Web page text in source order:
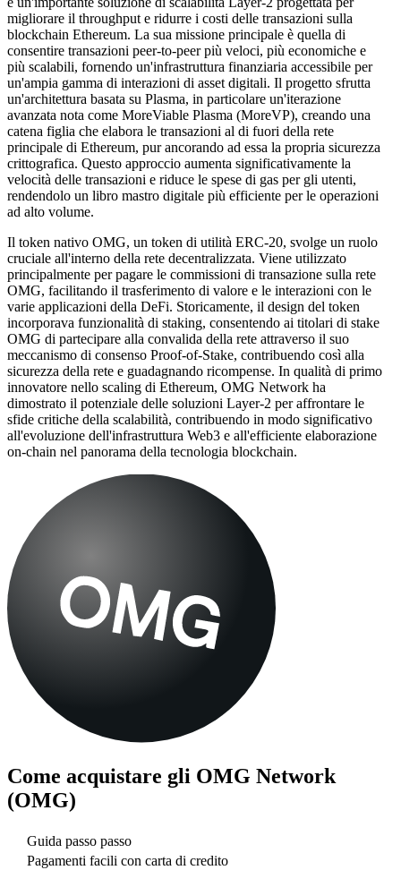
migliorare il throughput e ridurre i costi delle transazioni sulla
blockchain Ethereum. La sua missione principale è quella di
consentire transazioni peer-to-peer più veloci, più economiche e
più scalabili, fornendo un'infrastruttura finanziaria accessibile per
un'ampia gamma di interazioni di asset digitali. Il progetto sfrutta
un'architettura basata su Plasma, in particolare un'iterazione
avanzata nota come MoreViable Plasma (MoreVP), creando una
catena figlia che elabora le transazioni al di fuori della rete
principale di Ethereum, pur ancorando ad essa la propria sicurezza
crittografica. Questo approccio aumenta significativamente la
velocità delle transazioni e riduce le spese di gas per gli utenti,
rendendolo un libro mastro digitale più efficiente per le operazioni
ad alto volume.
Il token nativo OMG, un token di utilità ERC-20, svolge un ruolo
cruciale all'interno della rete decentralizzata. Viene utilizzato
principalmente per pagare le commissioni di transazione sulla rete
OMG, facilitando il trasferimento di valore e le interazioni con le
varie applicazioni della DeFi. Storicamente, il design del token
incorporava funzionalità di staking, consentendo ai titolari di stake
OMG di partecipare alla convalida della rete attraverso il suo
meccanismo di consenso Proof-of-Stake, contribuendo così alla
sicurezza della rete e guadagnando ricompense. In qualità di primo
innovatore nello scaling di Ethereum, OMG Network ha
dimostrato il potenziale delle soluzioni Layer-2 per affrontare le
sfide critiche della scalabilità, contribuendo in modo significativo
all'evoluzione dell'infrastruttura Web3 e all'efficiente elaborazione
on-chain nel panorama della tecnologia blockchain.
Come acquistare gli OMG Network
(OMG)
Guida passo passo
Pagamenti facili con carta di credito